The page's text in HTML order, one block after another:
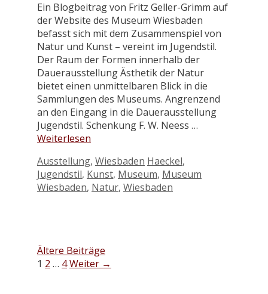
Ein Blogbeitrag von Fritz Geller-Grimm auf
der Website des Museum Wiesbaden
befasst sich mit dem Zusammenspiel von
Natur und Kunst – vereint im Jugendstil.
Der Raum der Formen innerhalb der
Dauerausstellung Ästhetik der Natur
bietet einen unmittelbaren Blick in die
Sammlungen des Museums. Angrenzend
an den Eingang in die Dauerausstellung
Jugendstil. Schenkung F. W. Neess …
Weiterlesen
Kategorien
Ausstellung, Wiesbaden Schlagwörter
Haeckel,
Jugendstil, Kunst, Museum, Museum
Wiesbaden, Natur, Wiesbaden
Ältere Beiträge
Seite
1 Seite
2 … Seite
4Weiter →